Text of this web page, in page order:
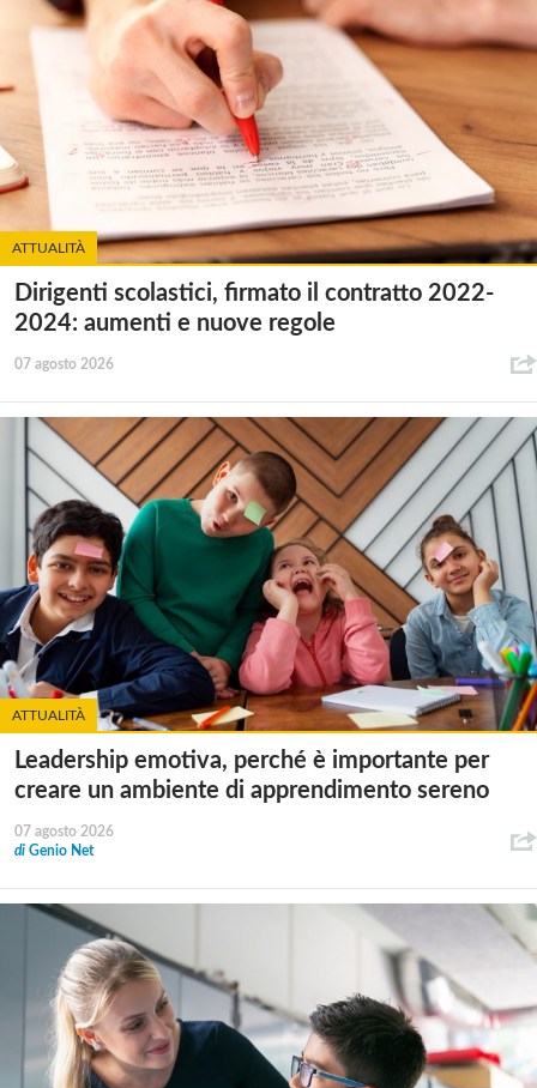
ATTUALITÀ
Dirigenti scolastici, firmato il contratto 2022-
2024: aumenti e nuove regole
07 agosto 2026
ATTUALITÀ
Leadership emotiva, perché è importante per
creare un ambiente di apprendimento sereno
07 agosto 2026
di Genio Net